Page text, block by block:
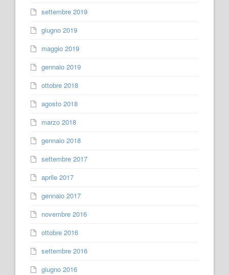
settembre 2019
giugno 2019
maggio 2019
gennaio 2019
ottobre 2018
agosto 2018
marzo 2018
gennaio 2018
settembre 2017
aprile 2017
gennaio 2017
novembre 2016
ottobre 2016
settembre 2016
giugno 2016